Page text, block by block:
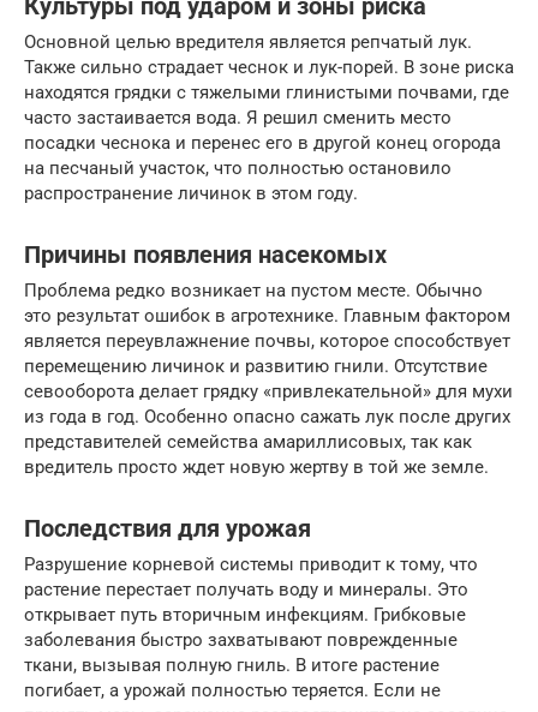
Культуры под ударом и зоны риска
Основной целью вредителя является репчатый лук.
Также сильно страдает чеснок и лук-порей. В зоне риска
находятся грядки с тяжелыми глинистыми почвами, где
часто застаивается вода. Я решил сменить место
посадки чеснока и перенес его в другой конец огорода
на песчаный участок, что полностью остановило
распространение личинок в этом году.
Причины появления насекомых
Проблема редко возникает на пустом месте. Обычно
это результат ошибок в агротехнике. Главным фактором
является переувлажнение почвы, которое способствует
перемещению личинок и развитию гнили. Отсутствие
севооборота делает грядку «привлекательной» для мухи
из года в год. Особенно опасно сажать лук после других
представителей семейства амариллисовых, так как
вредитель просто ждет новую жертву в той же земле.
Последствия для урожая
Разрушение корневой системы приводит к тому, что
растение перестает получать воду и минералы. Это
открывает путь вторичным инфекциям. Грибковые
заболевания быстро захватывают поврежденные
ткани, вызывая полную гниль. В итоге растение
погибает, а урожай полностью теряется. Если не